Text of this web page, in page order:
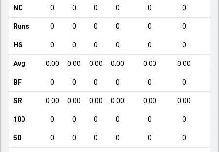
NO 0 0 0 0 0 0
Runs 0 0 0 0 0 0
HS 0 0 0 0 0 0
Avg 0.00 0.00 0.00 0.00 0.00 0.00
BF 0 0 0 0 0 0
SR 0.00 0.00 0.00 0.00 0.00 0.00
100 0 0 0 0 0 0
50 0 0 0 0 0 0